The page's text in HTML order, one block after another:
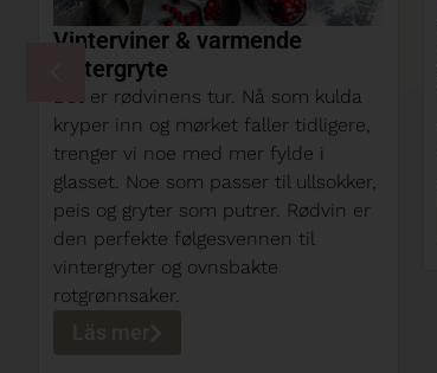
Chiles nasjonaldag – en dag
fylt med historier!
18. september markerer Chiles
nasjonaldag – en dag fylt med
historie, lidenskap, legender, og ikke
minst - vin.
Läs mer